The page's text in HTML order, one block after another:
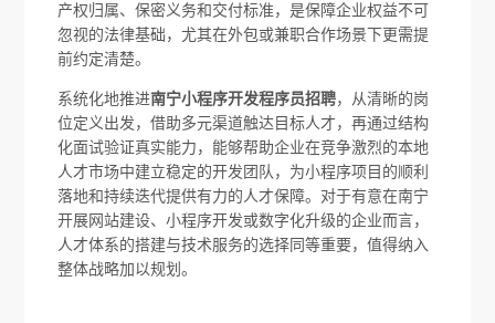
产权归属、保密义务和交付标准，是保障企业权益不可
忽视的法律基础，尤其在外包或兼职合作场景下更需提
前约定清楚。
系统化地推进南宁小程序开发程序员招聘，从清晰的岗
位定义出发，借助多元渠道触达目标人才，再通过结构
化面试验证真实能力，能够帮助企业在竞争激烈的本地
人才市场中建立稳定的开发团队，为小程序项目的顺利
落地和持续迭代提供有力的人才保障。对于有意在南宁
开展网站建设、小程序开发或数字化升级的企业而言，
人才体系的搭建与技术服务的选择同等重要，值得纳入
整体战略加以规划。